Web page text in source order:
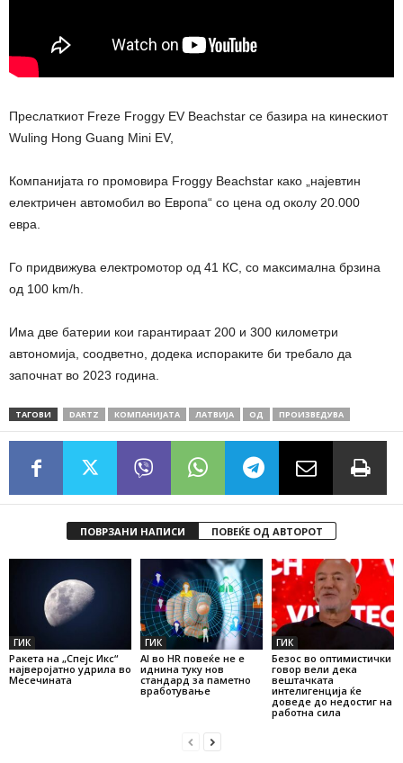
Преслаткиот Freze Froggy EV Beachstar се базира на кинескиот
Wuling Hong Guang Mini EV,
Компанијата го промовира Froggy Beachstar како „најевтин
електричен автомобил во Европа“ со цена од околу 20.000
евра.
Го придвижува електромотор од 41 КС, со максимална брзина
од 100 km/h.
Има две батерии кои гарантираат 200 и 300 километри
автономија, соодветно, додека испораките би требало да
започнат во 2023 година.
ТАГОВИ DARTZ КОМПАНИЈАТА ЛАТВИЈА ОД ПРОИЗВЕДУВА
ПОВРЗАНИ НАПИСИ ПОВЕЌЕ ОД АВТОРОТ
ГИК
Ракета на „Спејс Икс“
најверојатно удрила во
Месечината
ГИК
AI во HR повеќе не е
иднина туку нов
стандард за паметно
вработување
ГИК
Безос во оптимистички
говор вели дека
вештачката
интелигенција ќе
доведе до недостиг на
работна сила